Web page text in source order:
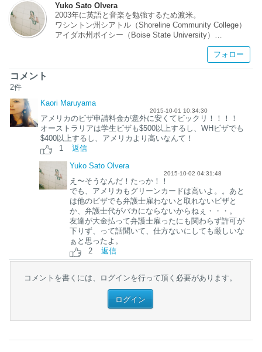
Yuko Sato Olvera
2003年に英語と音楽を勉強するため渡米。
ワシントン州シアトル（Shoreline Community College）
アイダホ州ボイシー（Boise State University）
テネシー州メンフィス（The University of Memphis）
問、どんどんお寄せください！
フォロー
コメント
2件
Kaori Maruyama
2015-10-01 10:34:30
アメリカのビザ申請料金が意外に安くてビックリ！！！！
オーストラリアは学生ビザも$500以上するし、WHビザでも
$400以上するし、アメリカより高いなんて！
1
返信
Yuko Sato Olvera
2015-10-02 04:31:48
え〜そうなんだ！たっか！！
でも、アメリカもグリーンカードは高いよ。。あと
は他のビザでも弁護士雇わないと取れないビザと
か、弁護士代がバカにならないからねぇ・・・。
友達が大金払って弁護士雇ったにも関わらず許可が
下りず、って話聞いて、仕方ないにしても厳しいな
ぁと思ったよ。
2
返信
コメントを書くには、ログインを行って頂く必要があります。
ログイン